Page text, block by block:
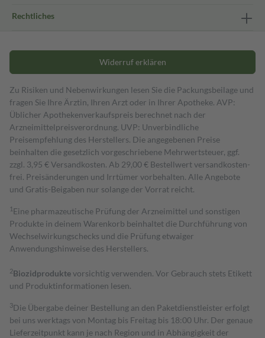
Rechtliches
Widerruf erklären
Zu Risiken und Nebenwirkungen lesen Sie die Packungsbeilage und
fragen Sie Ihre Ärztin, Ihren Arzt oder in Ihrer Apotheke. AVP:
Üblicher Apothekenverkaufspreis berechnet nach der
Arzneimittelpreisverordnung. UVP: Unverbindliche
Preisempfehlung des Herstellers. Die angegebenen Preise
beinhalten die gesetzlich vorgeschriebene Mehrwertsteuer, ggf.
zzgl. 3,95 € Versandkosten. Ab 29,00 € Bestell­wert versand­kosten­
frei. Preisänderungen und Irrtümer vorbehalten. Alle Angebote
und Gratis-Beigaben nur solange der Vorrat reicht.
1 Eine pharmazeutische Prüfung der Arzneimittel und sonstigen
Produkte in deinem Warenkorb beinhaltet die Durchführung von
Wechselwirkungschecks und die Prüfung etwaiger
Anwendungshinweise des Herstellers.
2Biozidproduktevorsichtig verwenden. Vor Gebrauch stets Etikett
und Produktinformationen lesen.
3Die Übergabe deiner Bestellung an den Paketdienstleister erfolgt
bei uns werktags von Montag bis Freitag bis 18:00 Uhr. Der genaue
Lieferzeitpunkt kann je nach Region und in Abhängigkeit der